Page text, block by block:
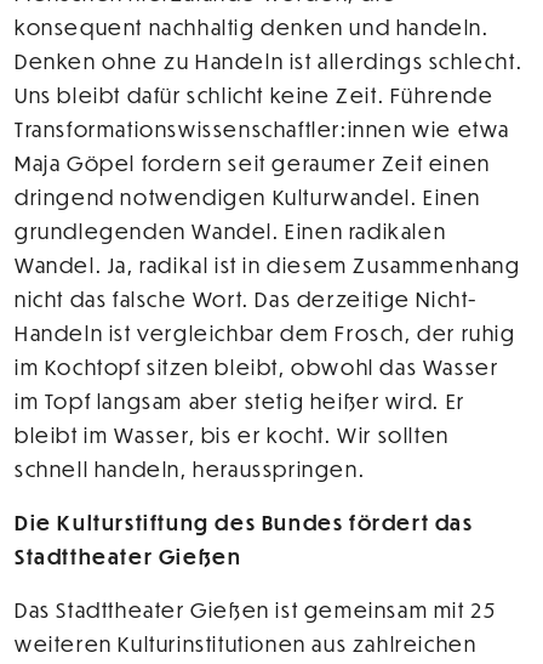
konsequent nachhaltig denken und handeln.
Denken ohne zu Handeln ist allerdings schlecht.
Uns bleibt dafür schlicht keine Zeit. Führende
Transformationswissenschaftler:innen wie etwa
Maja Göpel fordern seit geraumer Zeit einen
dringend notwendigen Kulturwandel. Einen
grundlegenden Wandel. Einen radikalen
Wandel. Ja, radikal ist in diesem Zusammenhang
nicht das falsche Wort. Das derzeitige Nicht-
Handeln ist vergleichbar dem Frosch, der ruhig
im Kochtopf sitzen bleibt, obwohl das Wasser
im Topf langsam aber stetig heißer wird. Er
bleibt im Wasser, bis er kocht. Wir sollten
schnell handeln, herausspringen.
Die Kulturstiftung des Bundes fördert das
Stadttheater Gießen
Das Stadttheater Gießen ist gemeinsam mit 25
weiteren Kulturinstitutionen aus zahlreichen